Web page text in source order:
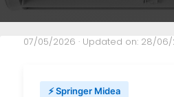
07/05/2026 · Updated on: 28/
⚡ Springer Midea